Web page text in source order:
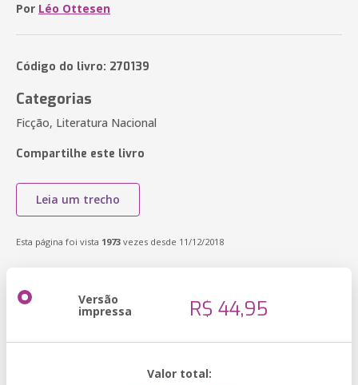
Por Léo Ottesen
Código do livro: 270139
Categorias
Ficção, Literatura Nacional
Compartilhe este livro
Leia um trecho
Esta página foi vista 1973 vezes desde 11/12/2018
Versão
impressa R$ 44,95
Valor total: